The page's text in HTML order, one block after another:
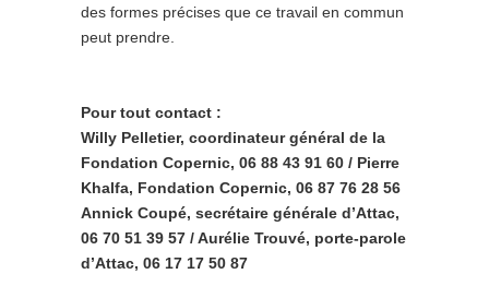
des formes précises que ce travail en commun
peut prendre.
Pour tout contact :
Willy Pelletier, coordinateur général de la
Fondation Copernic, 06 88 43 91 60 / Pierre
Khalfa, Fondation Copernic, 06 87 76 28 56
Annick Coupé, secrétaire générale d’Attac,
06 70 51 39 57 / Aurélie Trouvé, porte-parole
d’Attac, 06 17 17 50 87